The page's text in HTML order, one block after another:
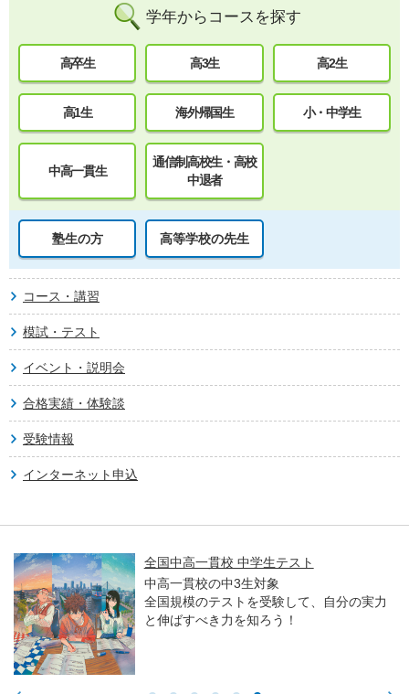
学年からコースを探す
高卒生 高3生 高2生
高1生 海外帰国生 小・中学生
中高一貫生
通信制高校生・高校
中退者
塾生の方 高等学校の先生
コース・講習
模試・テスト
イベント・説明会
合格実績・体験談
受験情報
インターネット申込
全国中高一貫校 中学生テスト
中高一貫校の中3生対象
全国規模のテストを受験して、自分の実力
と伸ばすべき力を知ろう！